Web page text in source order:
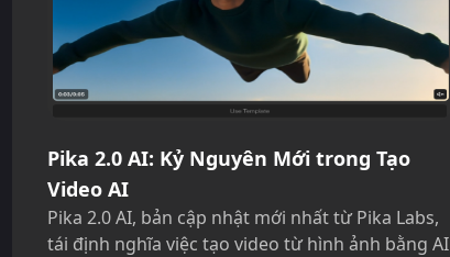
Pika 2.0 AI: Kỷ Nguyên Mới trong Tạo
Video AI
Pika 2.0 AI, bản cập nhật mới nhất từ Pika Labs,
tái định nghĩa việc tạo video từ hình ảnh bằng AI